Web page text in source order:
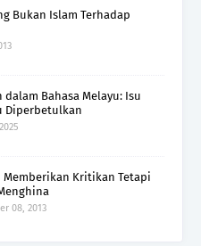
Bukan Islam Terhadap
dalam Bahasa Melayu: Isu
Diperbetulkan
Memberikan Kritikan Tetapi
08, 2013